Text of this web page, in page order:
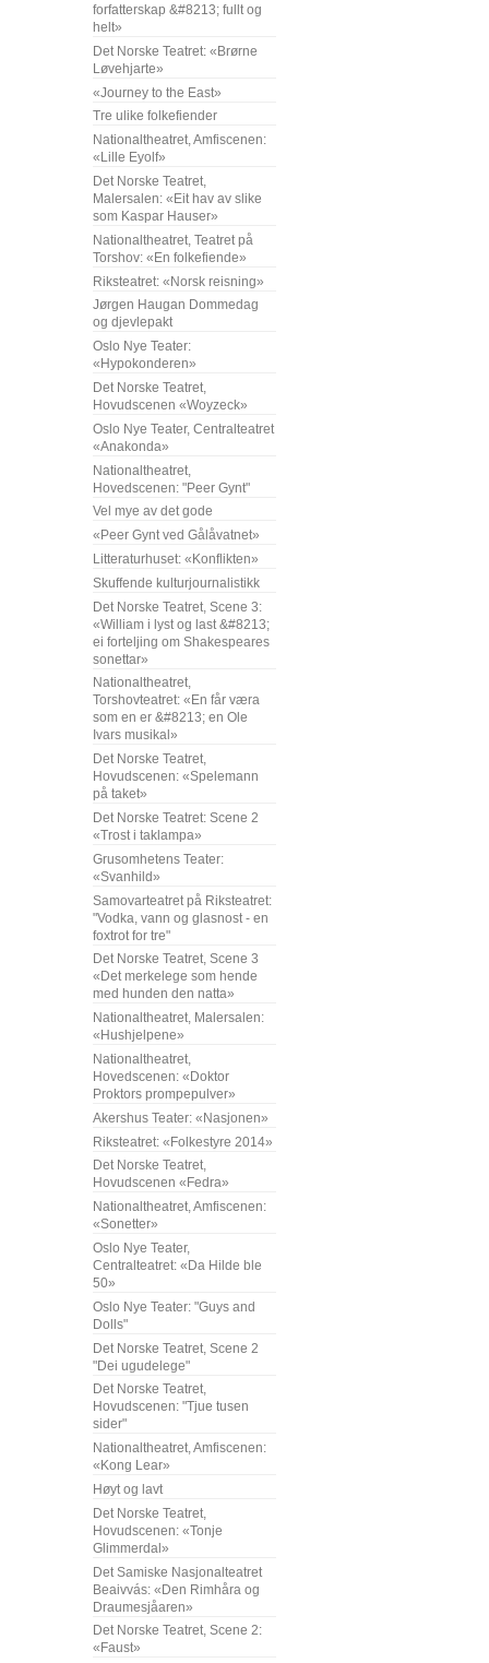
forfatterskap &#8213; fullt og
helt»
Det Norske Teatret: «Brørne
Løvehjarte»
«Journey to the East»
Tre ulike folkefiender
Nationaltheatret, Amfiscenen:
«Lille Eyolf»
Det Norske Teatret,
Malersalen: «Eit hav av slike
som Kaspar Hauser»
Nationaltheatret, Teatret på
Torshov: «En folkefiende»
Riksteatret: «Norsk reisning»
Jørgen Haugan Dommedag
og djevlepakt
Oslo Nye Teater:
«Hypokonderen»
Det Norske Teatret,
Hovudscenen «Woyzeck»
Oslo Nye Teater, Centralteatret
«Anakonda»
Nationaltheatret,
Hovedscenen: "Peer Gynt"
Vel mye av det gode
«Peer Gynt ved Gålåvatnet»
Litteraturhuset: «Konflikten»
Skuffende kulturjournalistikk
Det Norske Teatret, Scene 3:
«William i lyst og last &#8213;
ei forteljing om Shakespeares
sonettar»
Nationaltheatret,
Torshovteatret: «En får væra
som en er &#8213; en Ole
Ivars musikal»
Det Norske Teatret,
Hovudscenen: «Spelemann
på taket»
Det Norske Teatret: Scene 2
«Trost i taklampa»
Grusomhetens Teater:
«Svanhild»
Samovarteatret på Riksteatret:
"Vodka, vann og glasnost - en
foxtrot for tre"
Det Norske Teatret, Scene 3
«Det merkelege som hende
med hunden den natta»
Nationaltheatret, Malersalen:
«Hushjelpene»
Nationaltheatret,
Hovedscenen: «Doktor
Proktors prompepulver»
Akershus Teater: «Nasjonen»
Riksteatret: «Folkestyre 2014»
Det Norske Teatret,
Hovudscenen «Fedra»
Nationaltheatret, Amfiscenen:
«Sonetter»
Oslo Nye Teater,
Centralteatret: «Da Hilde ble
50»
Oslo Nye Teater: "Guys and
Dolls"
Det Norske Teatret, Scene 2
"Dei ugudelege"
Det Norske Teatret,
Hovudscenen: "Tjue tusen
sider"
Nationaltheatret, Amfiscenen:
«Kong Lear»
Høyt og lavt
Det Norske Teatret,
Hovudscenen: «Tonje
Glimmerdal»
Det Samiske Nasjonalteatret
Beaivvás: «Den Rimhåra og
Draumesjåaren»
Det Norske Teatret, Scene 2:
«Faust»